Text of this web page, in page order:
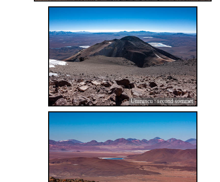
Uturuncu : second sommet